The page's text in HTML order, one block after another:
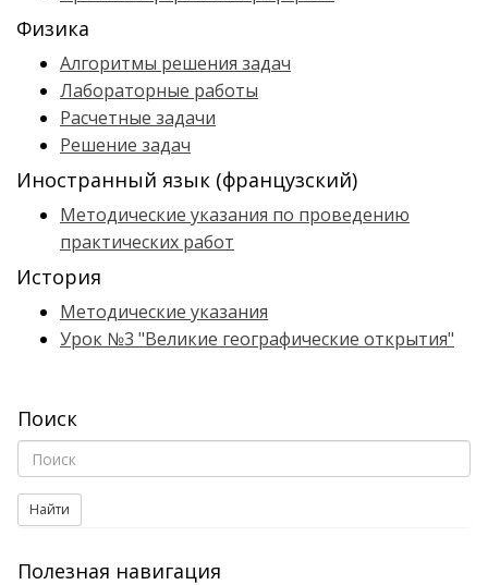
Физика
Алгоритмы решения задач
Лабораторные работы
Расчетные задачи
Решение задач
Иностранный язык (французский)
Методические указания по проведению
практических работ
История
Методические указания
Урок №3 "Великие географические открытия"
Поиск
Найти
Полезная навигация